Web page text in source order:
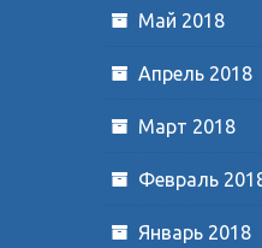
Май 2018
Апрель 2018
Март 2018
Февраль
Январь 2018